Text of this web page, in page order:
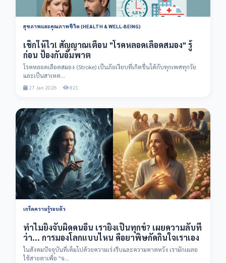
สุขภาพและคุณภาพชีวิต (HEALTH & WELL-BEING)
เช็กให้ไว! สัญญาณเตือน "โรคหลอดเลือดสมอง" รู้
ก่อน ป้องกันอัมพาต
โรคหลอดเลือดสมอง (Stroke) เป็นภัยเงียบที่เกิดขึ้นได้กับทุกเพศทุกวัย
และเป็นสาเหต...
27 Jan 2026 821
เกร็ดความรู้รอบตัว
ทำไมยิ่งจับผิดคนอื่น เรายิ่งเป็นทุกข์? เผยความลับที่
ว่า... การมองโลกแบบไหน คือยาพิษกัดกินใจเราเอง
ในสังคมปัจจุบันที่เต็มไปด้วยความเร่งรีบและความคาดหวัง เรามักเผลอ
ใช้สายตาเพื่อ "จ...